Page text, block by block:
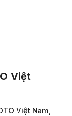
Việt
Việt Nam,